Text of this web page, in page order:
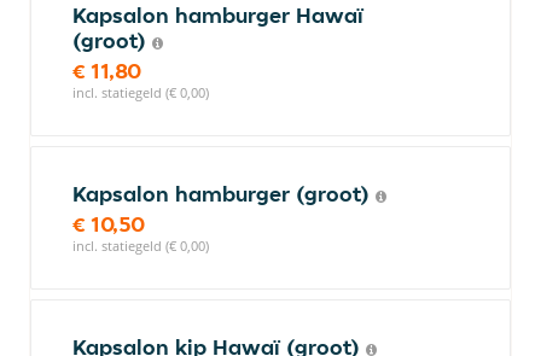
Kapsalon hamburger Hawaï
(groot)
€ 11,80
incl. statiegeld (€ 0,00)
Kapsalon hamburger (groot)
€ 10,50
incl. statiegeld (€ 0,00)
Kapsalon kip Hawaï (groot)